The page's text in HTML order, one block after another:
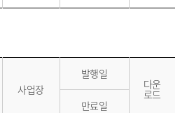
사업장
발행일
다운
로드
만료일